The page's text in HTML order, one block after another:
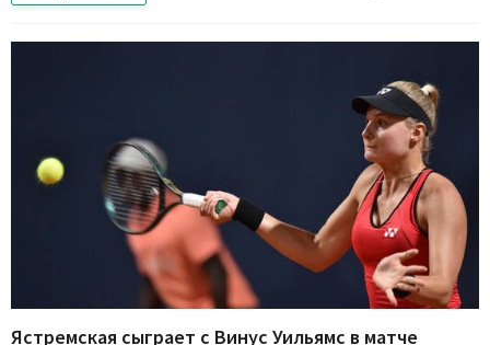
Ястремская сыграет с Винус Уильямс в матче